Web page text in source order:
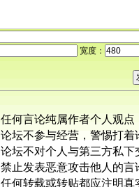
宽度：
任何言论纯属作者个人观点
论坛不参与经营，警惕打
论坛不对个人与第三方私
禁止发表恶意攻击他人的言
任何转载或转贴都应注明真